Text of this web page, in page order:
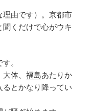
理由です）。京都市
くだけで心がウキ
。
体、 福島あたりか
るとかなり降ってい